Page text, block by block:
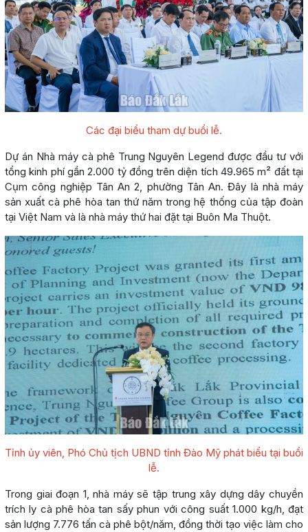
Các đại biểu tham dự buổi lễ.
Dự án Nhà máy cà phê Trung Nguyên Legend được đầu tư với
tổng kinh phí gần 2.000 tỷ đồng trên diện tích 49.965 m² đất tại
Cụm công nghiệp Tân An 2, phường Tân An. Đây là nhà máy
sản xuất cà phê hòa tan thứ năm trong hệ thống của tập đoàn
tại Việt Nam và là nhà máy thứ hai đặt tại Buôn Ma Thuột.
Tỉnh ủy viên, Phó Chủ tịch UBND tỉnh Đào Mỹ phát biểu tại buổi
lễ.
Trong giai đoạn 1, nhà máy sẽ tập trung xây dựng dây chuyền
trích ly cà phê hòa tan sấy phun với công suất 1.000 kg/h, đạt
sản lượng 7.776 tấn cà phê bột/năm, đồng thời tạo việc làm cho